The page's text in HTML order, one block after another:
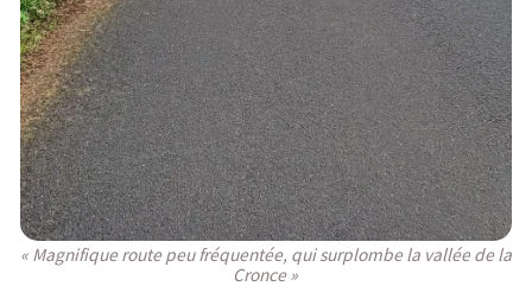
« Magnifique route peu fréquentée, qui surplombe la vallée de la
Cronce »